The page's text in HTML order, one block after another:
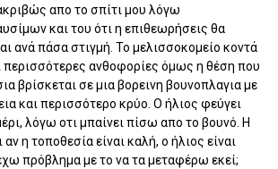
απο το σπίτι μου λόγω
και του ότι η επιθεωρήσεις θα
ανά πάσα στιγμή. Το μελισσοκομείο κοντά
περισσότερες ανθοφορίες όμως η θέση που
βρίσκεται σε μια βορεινη βουνοπλαγια με
και περισσότερο κρύο. Ο ήλιος φεύγει
λόγω οτι μπαίνει πίσω απο το βουνό. Η
η τοποθεσία είναι καλή, ο ήλιος είναι
πρόβλημα με το να τα μεταφέρω εκεί;